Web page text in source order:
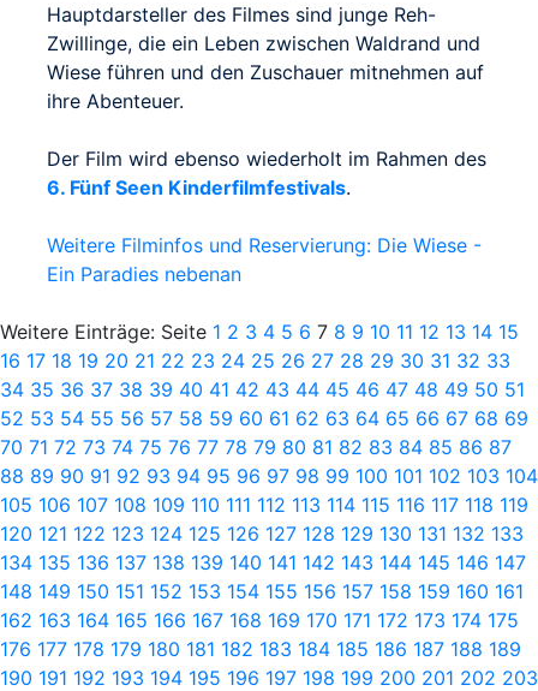
Hauptdarsteller des Filmes sind junge Reh-
Zwillinge, die ein Leben zwischen Waldrand und
Wiese führen und den Zuschauer mitnehmen auf
ihre Abenteuer.
Der Film wird ebenso wiederholt im Rahmen des
6. Fünf Seen Kinderfilmfestivals.
Weitere Filminfos und Reservierung: Die Wiese -
Ein Paradies nebenan
Weitere Einträge: Seite 1 2 3 4 5 6 7 8 9 10 11 12 13 14 15
16 17 18 19 20 21 22 23 24 25 26 27 28 29 30 31 32 33
34 35 36 37 38 39 40 41 42 43 44 45 46 47 48 49 50 51
52 53 54 55 56 57 58 59 60 61 62 63 64 65 66 67 68 69
70 71 72 73 74 75 76 77 78 79 80 81 82 83 84 85 86 87
88 89 90 91 92 93 94 95 96 97 98 99 100 101 102 103 104
105 106 107 108 109 110 111 112 113 114 115 116 117 118 119
120 121 122 123 124 125 126 127 128 129 130 131 132 133
134 135 136 137 138 139 140 141 142 143 144 145 146 147
148 149 150 151 152 153 154 155 156 157 158 159 160 161
162 163 164 165 166 167 168 169 170 171 172 173 174 175
176 177 178 179 180 181 182 183 184 185 186 187 188 189
190 191 192 193 194 195 196 197 198 199 200 201 202 203